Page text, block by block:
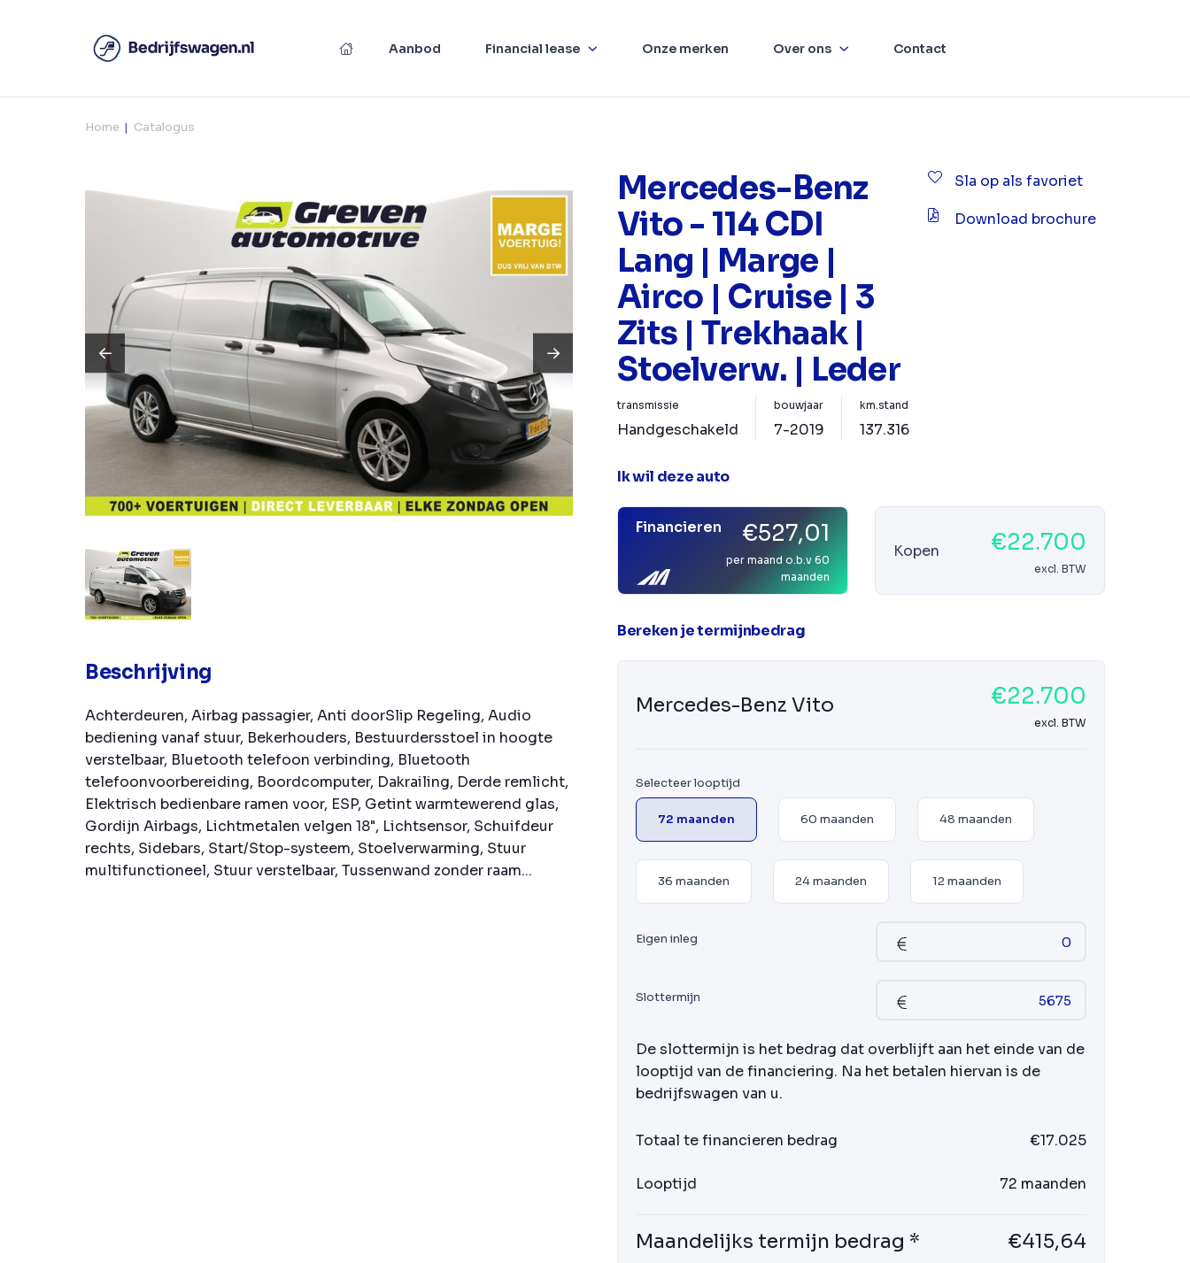
Aanbod Financial lease Onze merken Over ons Contact
Home Catalogus
Beschrijving
Achterdeuren, Airbag passagier, Anti doorSlip Regeling, Audio
bediening vanaf stuur, Bekerhouders, Bestuurdersstoel in hoogte
verstelbaar, Bluetooth telefoon verbinding, Bluetooth
telefoonvoorbereiding, Boordcomputer, Dakrailing, Derde remlicht,
Elektrisch bedienbare ramen voor, ESP, Getint warmtewerend glas,
Gordijn Airbags, Lichtmetalen velgen 18", Lichtsensor, Schuifdeur
rechts, Sidebars, Start/Stop-systeem, Stoelverwarming, Stuur
multifunctioneel, Stuur verstelbaar, Tussenwand zonder raam...
Mercedes-Benz
Vito - 114 CDI
Lang | Marge |
Airco | Cruise | 3
Zits | Trekhaak |
Stoelverw. | Leder
Sla op als favoriet
Download brochure
transmissie
Handgeschakeld
bouwjaar
7-2019
km.stand
137.316
Ik wil deze auto
Financieren €527,01
per maand o.b.v 60
maanden
Kopen €22.700
excl. BTW
Bereken je termijnbedrag
Mercedes-Benz Vito €22.700
excl. BTW
Selecteer looptijd
72 maanden 60 maanden 48 maanden
36 maanden 24 maanden 12 maanden
Eigen inleg
Slottermijn
De slottermijn is het bedrag dat overblijft aan het einde van de
looptijd van de financiering. Na het betalen hiervan is de
bedrijfswagen van u.
Totaal te financieren bedrag €17.025
Looptijd 72 maanden
Maandelijks termijn bedrag * €415,64